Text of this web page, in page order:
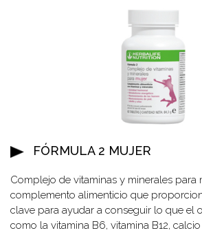
FÓRMULA 2 MUJER
Complejo de vitaminas y minerales para
complemento alimenticio que
clave para ayudar a conseguir lo que el
como la vitamina B6, vitamina B12,